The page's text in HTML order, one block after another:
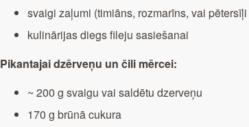
svaigi zaļumi (timiāns, rozmarīns, vai
kulinārijas diegs fileju sasiešanai
Pikantajai dzērveņu un čili mērcei:
~ 200 g svaigu vai saldētu dzerveņu
170 g brūnā cukura